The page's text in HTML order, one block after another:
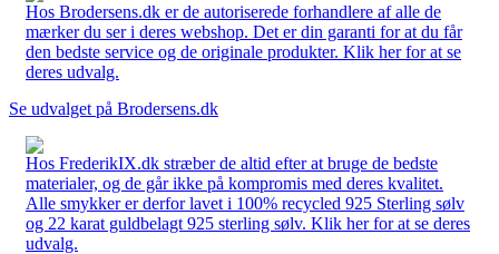
Hos Brodersens.dk er de autoriserede forhandlere af alle de
mærker du ser i deres webshop. Det er din garanti for at du får
den bedste service og de originale produkter. Klik her for at se
deres udvalg.
Se udvalget på Brodersens.dk
Hos FrederikIX.dk stræber de altid efter at bruge de bedste
materialer, og de går ikke på kompromis med deres kvalitet.
Alle smykker er derfor lavet i 100% recycled 925 Sterling sølv
og 22 karat guldbelagt 925 sterling sølv. Klik her for at se deres
udvalg.